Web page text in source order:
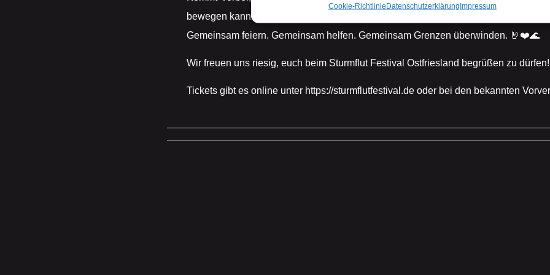
Cookie-RichtlinieDatenschutzerklärungImpressum
bewegen kann.
Gemeinsam feiern. Gemeinsam helfen. Gemeinsam Grenzen überwinden. 🤘❤️🌊
Wir freuen uns riesig, euch beim Sturmflut Festival Ostfriesland begrüßen zu dürfen!
Tickets gibt es online unter https://sturmflutfestival.de oder bei den bekannten
Widerruf bestätigen